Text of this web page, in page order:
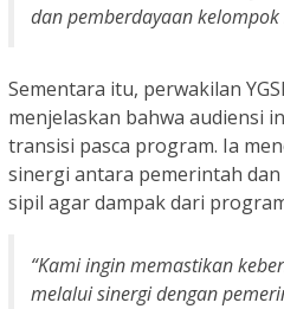
dan pemberdayaan kelompok
Sementara itu, perwakilan
menjelaskan bahwa audiensi
transisi pasca program. Ia
sinergi antara pemerintah
sipil agar dampak dari
“Kami ingin memastikan
melalui sinergi dengan